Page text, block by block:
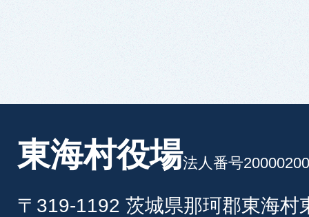
東海村役場法人番号
〒319-1192 茨城県那珂郡東海村